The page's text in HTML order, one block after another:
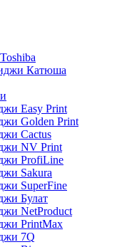
Катюша
Easy Print
Golden Print
Cactus
NV Print
ProfiLine
Sakura
SuperFine
Булат
NetProduct
PrintMax
7Q